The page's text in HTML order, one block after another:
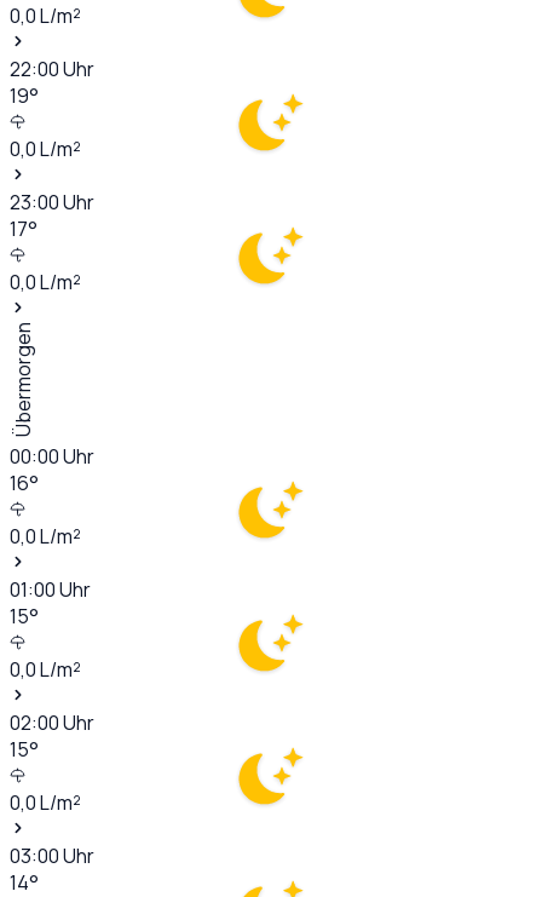
0,0L/m²
22:00Uhr
19°
0,0L/m²
23:00Uhr
17°
0,0L/m²
Übermorgen
00:00Uhr
16°
0,0L/m²
01:00Uhr
15°
0,0L/m²
02:00Uhr
15°
0,0L/m²
03:00Uhr
14°